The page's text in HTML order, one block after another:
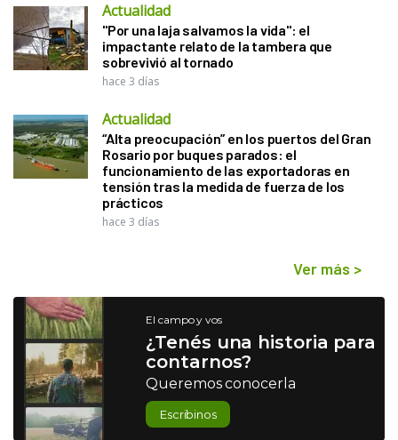
Actualidad
"Por una laja salvamos la vida": el
impactante relato de la tambera que
sobrevivió al tornado
hace 3 días
Actualidad
“Alta preocupación” en los puertos del Gran
Rosario por buques parados: el
funcionamiento de las exportadoras en
tensión tras la medida de fuerza de los
prácticos
hace 3 días
Ver más >
El campo y vos
¿Tenés una historia para
contarnos?
Queremos conocerla
Escribinos